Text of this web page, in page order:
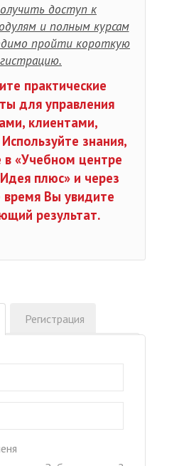
доступ к
и полным курсам
пройти короткую
практические
для управления
клиентами,
знания,
в «Учебном центре
плюс» и через
время Вы увидите
результат.
Регистрация